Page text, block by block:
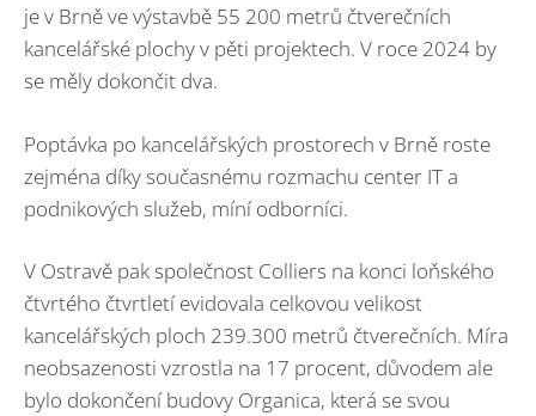
je v Brně ve výstavbě 55 200 metrů čtverečních
kancelářské plochy v pěti projektech. V roce 2024 by
se měly dokončit dva.
Poptávka po kancelářských prostorech v Brně roste
zejména díky současnému rozmachu center IT a
podnikových služeb, míní odborníci.
V Ostravě pak společnost Colliers na konci loňského
čtvrtého čtvrtletí evidovala celkovou velikost
kancelářských ploch 239.300 metrů čtverečních. Míra
neobsazenosti vzrostla na 17 procent, důvodem ale
bylo dokončení budovy Organica, která se svou